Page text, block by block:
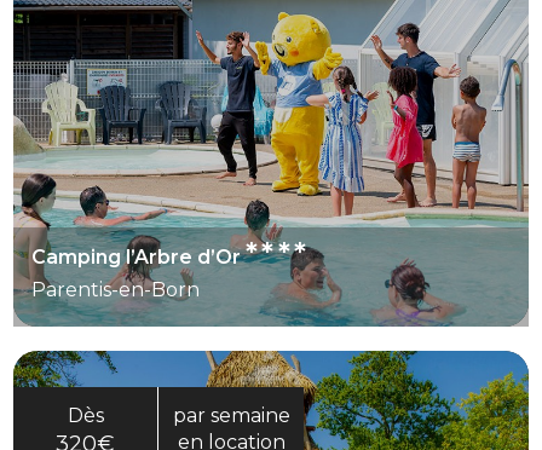
Camping l’Arbre d’Or****
Parentis-en-Born
Dès
320€
par semaine
en location